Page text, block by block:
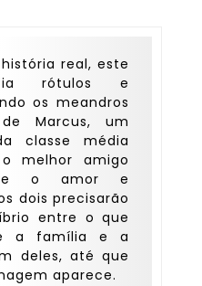
real, este
rótulos e
os meandros
Marcus, um
classe média
melhor amigo
o amor e
dois precisarão
entre o que
a família e a
deles, até que
aparece.